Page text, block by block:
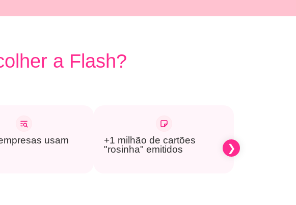
a Flash?
usam
+1 milhão de cartões
"rosinha" emitidos